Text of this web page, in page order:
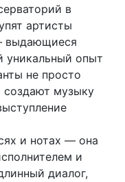
в
артисты
выдающиеся
уникальный опыт
не просто
музыку
и нотах — она
и
диалог,